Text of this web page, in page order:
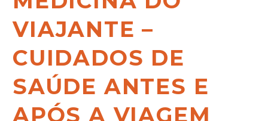
VIAJANTE –
CUIDADOS DE
SAÚDE ANTES E
APÓS A VIAGEM